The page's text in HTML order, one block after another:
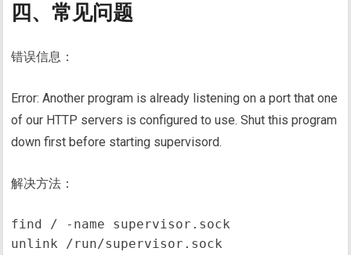
四、常见问题
错误信息：
Error: Another program is already listening on a port that one
of our HTTP servers is configured to use. Shut this program
down first before starting supervisord.
解决方法：
find / -name supervisor.sock
unlink /run/supervisor.sock